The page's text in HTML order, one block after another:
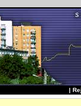
|